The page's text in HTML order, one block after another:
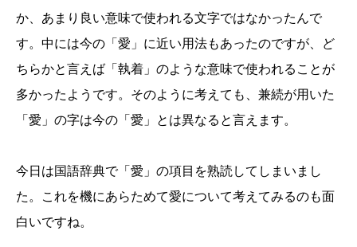
か、あまり良い意味で使われる文字ではなかったんで
す。中には今の「愛」に近い用法もあったのですが、ど
ちらかと言えば「執着」のような意味で使われることが
多かったようです。そのように考えても、兼続が用いた
「愛」の字は今の「愛」とは異なると言えます。
今日は国語辞典で「愛」の項目を熟読してしまいまし
た。これを機にあらためて愛について考えてみるのも面
白いですね。